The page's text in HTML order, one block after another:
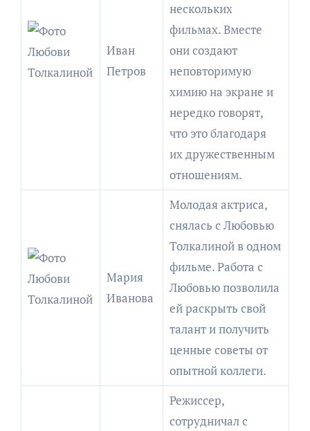
Иван
Петров
нескольких
фильмах. Вместе
они создают
неповторимую
химию на экране и
нередко говорят,
что это благодаря
их дружественным
отношениям.
Мария
Иванова
Молодая актриса,
снялась с Любовью
Толкалиной в одном
фильме. Работа с
Любовью позволила
ей раскрыть свой
талант и получить
ценные советы от
опытной коллеги.
Режиссер,
сотрудничал с